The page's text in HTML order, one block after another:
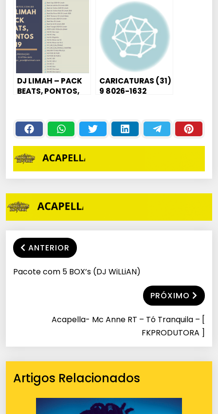
DJ LIMAH – PACK
BEATS, PONTOS,
CARICATURAS (31)
9 8026-1632
ANTERIOR
Pacote com 5 BOX’s (DJ WiLLiAN)
PRÓXIMO
Acapella- Mc Anne RT – Tó Tranquila – [
FKPRODUTORA ]
Artigos Relacionados